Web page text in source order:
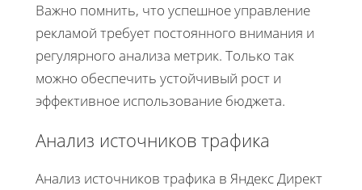
Важно помнить, что успешное управление
рекламой требует постоянного внимания и
регулярного анализа метрик. Только так
можно обеспечить устойчивый рост и
эффективное использование бюджета.
Анализ источников трафика
Анализ источников трафика в Яндекс Директ